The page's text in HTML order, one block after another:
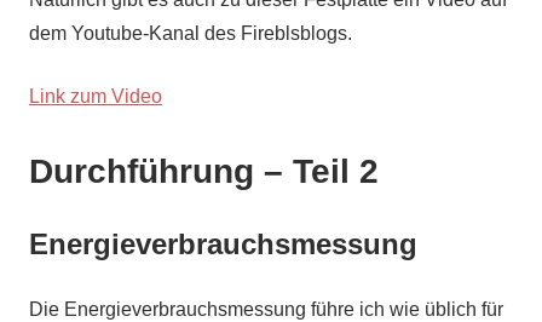
dem Youtube-Kanal des Fireblsblogs.
Link zum Video
Durchführung – Teil 2
Energieverbrauchsmessung
Die Energieverbrauchsmessung führe ich wie üblich für